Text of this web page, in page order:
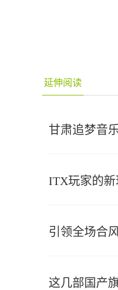
延伸阅读
甘肃追梦音
ITX玩家的新
引领全场合
这几部国产